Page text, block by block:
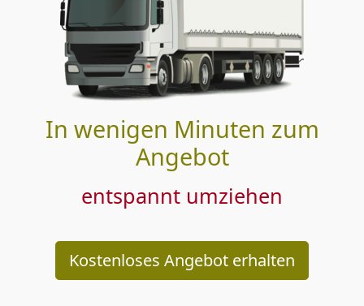
In wenigen Minuten zum
Angebot
entspannt umziehen
Kostenloses Angebot erhalten